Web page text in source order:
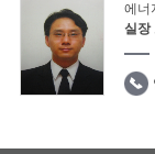
에너
실장